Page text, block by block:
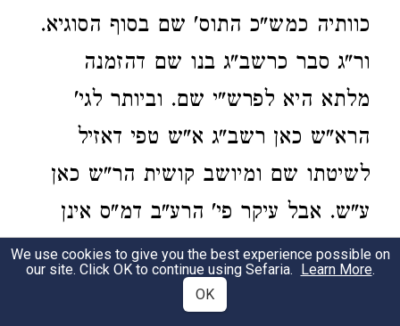
כוותיה כמש"כ התוס' שם בסוף הסוגיא.
ור"ג סבר כרשב"ג בנו שם דהזמנה
מלתא היא לפרש"י שם. וביותר לגי'
הרא"ש כאן רשב"ג א"ש טפי דאזיל
לשיטתו שם ומיושב קושית הר"ש כאן
ע"ש. אבל עיקר פי' הרע"ב דמ"ס אינן
נקראין משמשי אדם וטהורים מכל
טומאה. קשיא (דאין) [דאיך] יפרנס לפ"ז
We use cookies to give you the best experience possible on
our site. Click OK to continue using Sefaria. Learn More.
OK